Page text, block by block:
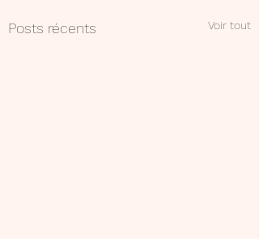
Posts récents Voir tout